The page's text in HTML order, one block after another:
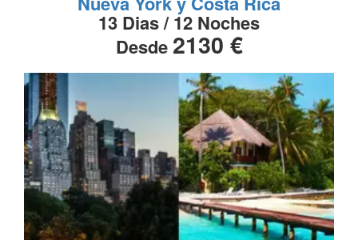
13 Dias / 12 Noches
Desde 2130 €